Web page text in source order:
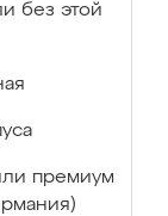
без этой
премиум